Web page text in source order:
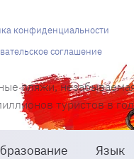
пляжи,
туристов в
Язык
конфиденциальности
соглашение